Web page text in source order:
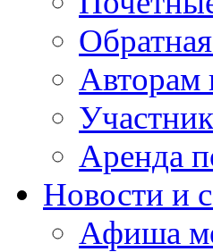
Авторам
Аренда
Новости и
Афиша